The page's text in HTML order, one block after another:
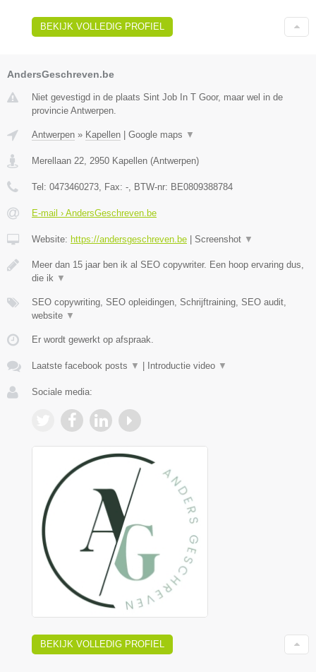
BEKIJK VOLLEDIG PROFIEL
AndersGeschreven.be
Niet gevestigd in de plaats Sint Job In T Goor, maar wel in de
provincie Antwerpen.
Antwerpen » Kapellen | Google maps ▼
Merellaan 22 2950 Kapellen (Antwerpen)
Tel: 0473460273 , Fax: - , BTW-nr: BE0809388784
E-mail › AndersGeschreven.be
Website: https://andersgeschreven.be | Screenshot ▼
Meer dan 15 jaar ben ik al SEO copywriter. Een hoop ervaring dus,
die ik ▼
SEO copywriting, SEO opleidingen, Schrijftraining, SEO audit,
website ▼
Er wordt gewerkt op afspraak.
Laatste facebook posts ▼ | Introductie video ▼
Sociale media:
BEKIJK VOLLEDIG PROFIEL